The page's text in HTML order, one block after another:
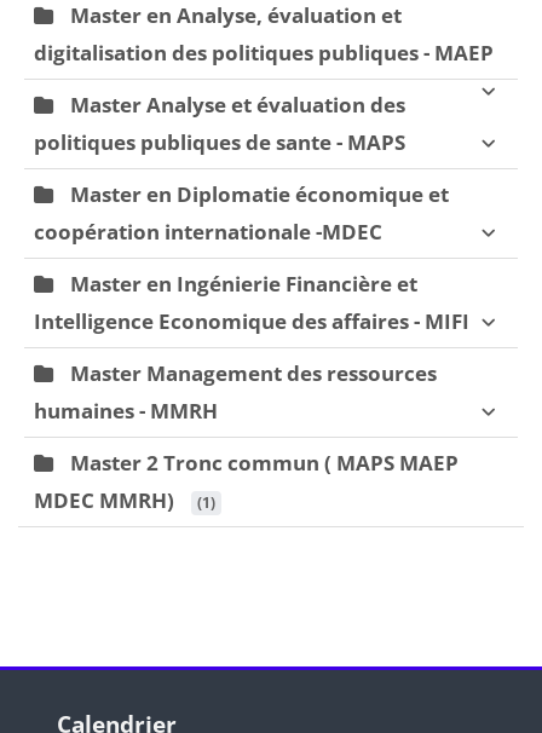
Master en Analyse, évaluation et
digitalisation des politiques publiques - MAEP
Master Analyse et évaluation des
politiques publiques de sante - MAPS
Master en Diplomatie économique et
coopération internationale -MDEC
Master en Ingénierie Financière et
Intelligence Economique des affaires - MIFI
Master Management des ressources
humaines - MMRH
Master 2 Tronc commun ( MAPS MAEP
MDEC MMRH)
(1)
Blocs
Calendrier